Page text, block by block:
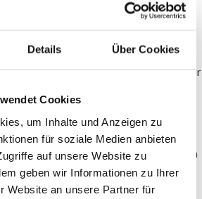
Details Über Cookies
Cookies
um Inhalte und Anzeigen zu
für soziale Medien anbieten
auf unsere Website zu
geben wir Informationen zu Ihrer
Website an unsere Partner für
Flecken und Blasen auf den Blättern
hingegen zu viel in der Sonne,
Befeuchten Sie die Blätter daher nur
bei leichtem Wind. So halten Sie
in Bezug auf die Feuchtigkeit im
portugiesischen Lorbeer düngen. Füllen
Düngemitteln auf, damit er
mit diesen organischen Düngekörnern